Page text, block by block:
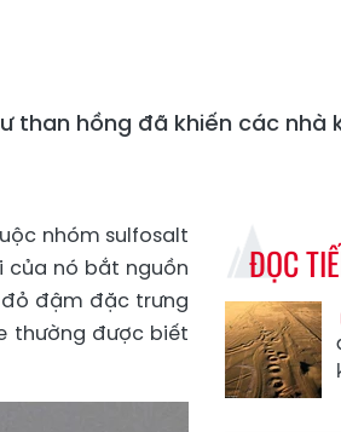
than hồng đã khiến các nhà
nhóm sulfosalt
của nó bắt nguồn
đỏ đậm đặc trưng
thường được biết
ĐỌC